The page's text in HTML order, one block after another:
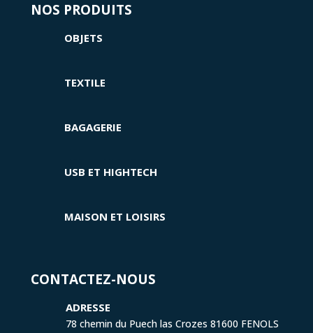
NOS PRODUITS
OBJETS
TEXTILE
BAGAGERIE
USB ET HIGHTECH
MAISON ET LOISIRS
CONTACTEZ-NOUS
ADRESSE
78 chemin du Puech las Crozes 81600 FENOLS